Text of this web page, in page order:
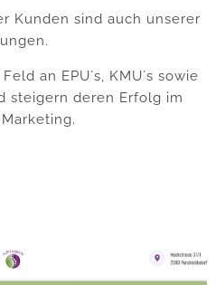
Kunden sind auch unserer
an EPU´s, KMU´s sowie
steigern deren Erfolg im